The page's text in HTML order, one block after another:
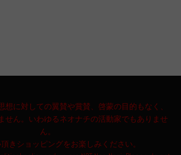
想に対しての翼賛や賞賛、啓蒙の目的もなく、
せん。いわゆるネオナチの活動家でもありませ
ん。
きショッピングをお楽しみください。